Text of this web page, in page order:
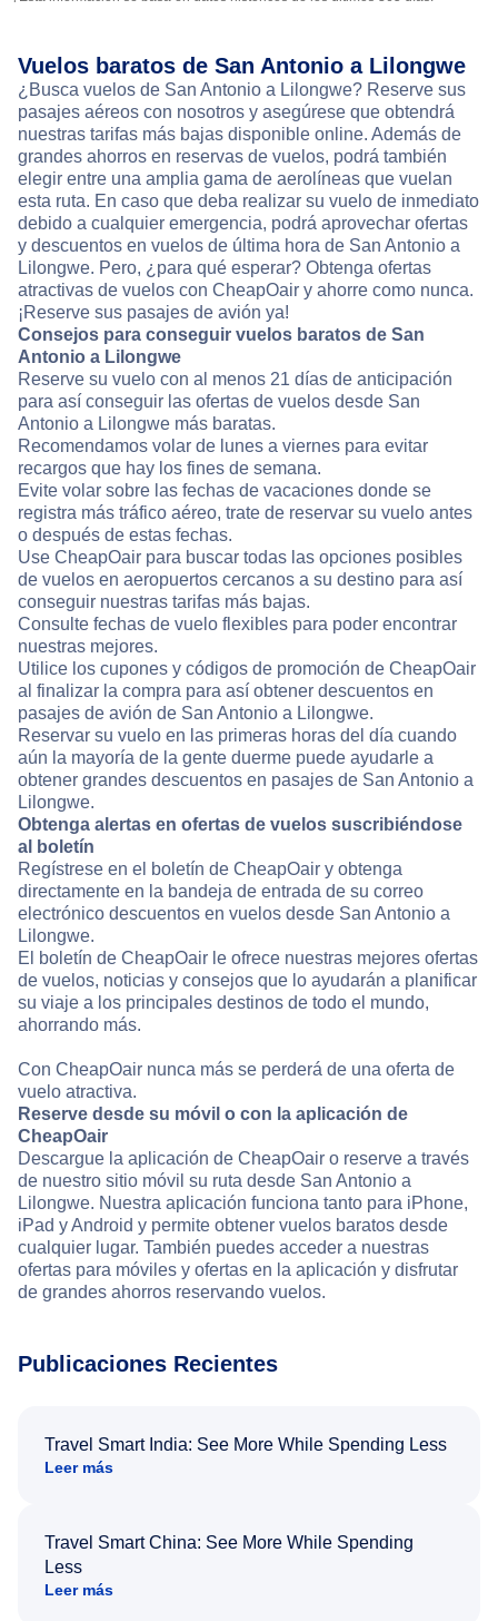
Vuelos baratos de San Antonio a Lilongwe
¿Busca vuelos de San Antonio a Lilongwe? Reserve sus
pasajes aéreos con nosotros y asegúrese que obtendrá
nuestras tarifas más bajas disponible online. Además de
grandes ahorros en reservas de vuelos, podrá también
elegir entre una amplia gama de aerolíneas que vuelan
esta ruta. En caso que deba realizar su vuelo de inmediato
debido a cualquier emergencia, podrá aprovechar ofertas
y descuentos en vuelos de última hora de San Antonio a
Lilongwe. Pero, ¿para qué esperar? Obtenga ofertas
atractivas de vuelos con CheapOair y ahorre como nunca.
¡Reserve sus pasajes de avión ya!
Consejos para conseguir vuelos baratos de San
Antonio a Lilongwe
Reserve su vuelo con al menos 21 días de anticipación
para así conseguir las ofertas de vuelos desde San
Antonio a Lilongwe más baratas.
Recomendamos volar de lunes a viernes para evitar
recargos que hay los fines de semana.
Evite volar sobre las fechas de vacaciones donde se
registra más tráfico aéreo, trate de reservar su vuelo antes
o después de estas fechas.
Use CheapOair para buscar todas las opciones posibles
de vuelos en aeropuertos cercanos a su destino para así
conseguir nuestras tarifas más bajas.
Consulte fechas de vuelo flexibles para poder encontrar
nuestras mejores.
Utilice los cupones y códigos de promoción de CheapOair
al finalizar la compra para así obtener descuentos en
pasajes de avión de San Antonio a Lilongwe.
Reservar su vuelo en las primeras horas del día cuando
aún la mayoría de la gente duerme puede ayudarle a
obtener grandes descuentos en pasajes de San Antonio a
Lilongwe.
Obtenga alertas en ofertas de vuelos suscribiéndose
al boletín
Regístrese en el boletín de CheapOair y obtenga
directamente en la bandeja de entrada de su correo
electrónico descuentos en vuelos desde San Antonio a
Lilongwe.
El boletín de CheapOair le ofrece nuestras mejores ofertas
de vuelos, noticias y consejos que lo ayudarán a planificar
su viaje a los principales destinos de todo el mundo,
ahorrando más.
Con CheapOair nunca más se perderá de una oferta de
vuelo atractiva.
Reserve desde su móvil o con la aplicación de
CheapOair
Descargue la aplicación de CheapOair o reserve a través
de nuestro sitio móvil su ruta desde San Antonio a
Lilongwe. Nuestra aplicación funciona tanto para iPhone,
iPad y Android y permite obtener vuelos baratos desde
cualquier lugar. También puedes acceder a nuestras
ofertas para móviles y ofertas en la aplicación y disfrutar
de grandes ahorros reservando vuelos.
Publicaciones Recientes
Travel Smart India: See More While Spending Less
Leer más
Travel Smart China: See More While Spending
Less
Leer más